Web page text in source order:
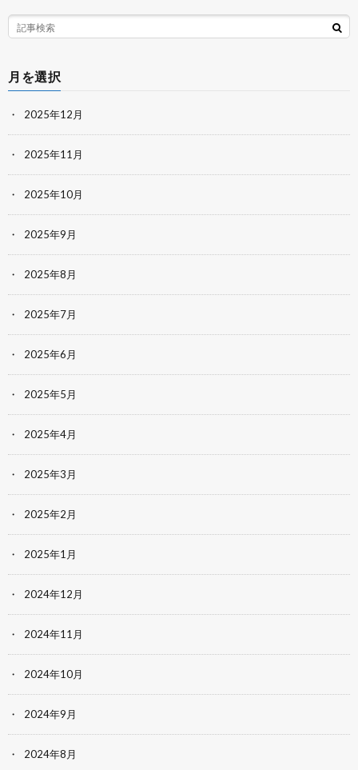
月を選択
2025年12月
2025年11月
2025年10月
2025年9月
2025年8月
2025年7月
2025年6月
2025年5月
2025年4月
2025年3月
2025年2月
2025年1月
2024年12月
2024年11月
2024年10月
2024年9月
2024年8月